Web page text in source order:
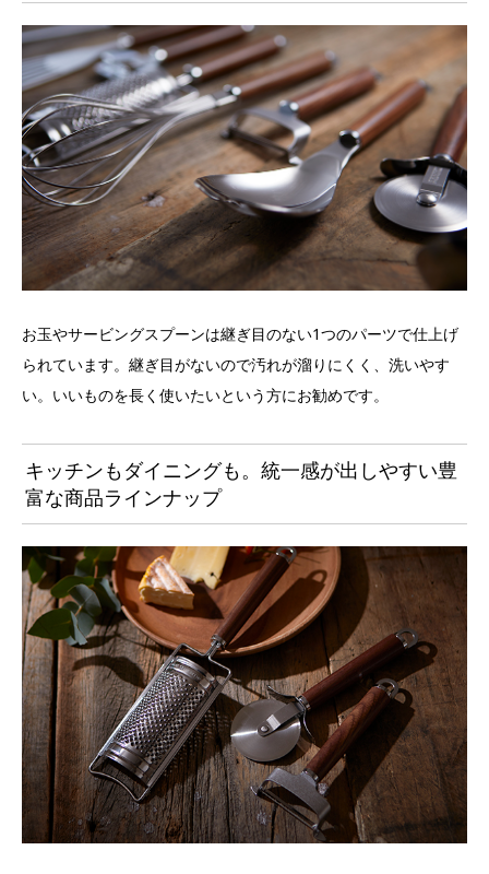
お玉やサービングスプーンは継ぎ目のない1つのパーツで仕上げ
られています。継ぎ目がないので汚れが溜りにくく、洗いやす
い。いいものを長く使いたいという方にお勧めです。
キッチンもダイニングも。統一感が出しやすい豊
富な商品ラインナップ